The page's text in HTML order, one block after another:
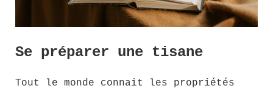
Se préparer une tisane
Tout le monde connait les propriétés